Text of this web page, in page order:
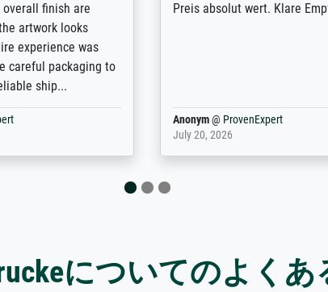
has a vast
choose from, and
service also with
are not in that
for high-quality art prints
Anonym@ ProvenExpert
January 12, 2026
についてのよくあ